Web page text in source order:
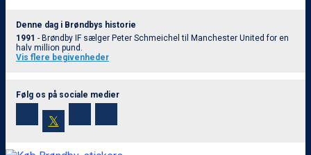
Denne dag i Brøndbys historie
1991 - Brøndby IF sælger Peter Schmeichel til Manchester United for en
halv million pund.
Vis flere begivenheder
Følg os på sociale medier
𝕏